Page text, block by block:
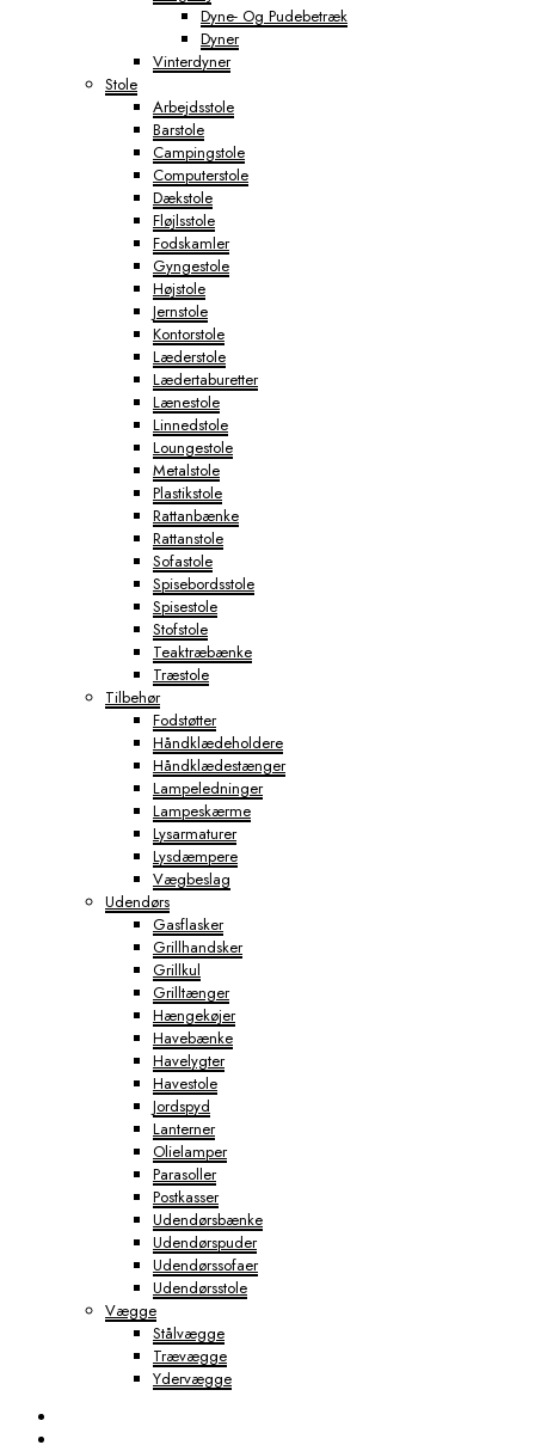
Dyne- Og Pudebetræk
Dyner
Vinterdyner
Stole
Arbejdsstole
Barstole
Campingstole
Computerstole
Dækstole
Fløjlsstole
Fodskamler
Gyngestole
Højstole
Jernstole
Kontorstole
Læderstole
Lædertaburetter
Lænestole
Linnedstole
Loungestole
Metalstole
Plastikstole
Rattanbænke
Rattanstole
Sofastole
Spisebordsstole
Spisestole
Stofstole
Teaktræbænke
Træstole
Tilbehør
Fodstøtter
Håndklædeholdere
Håndklædestænger
Lampeledninger
Lampeskærme
Lysarmaturer
Lysdæmpere
Vægbeslag
Udendørs
Gasflasker
Grillhandsker
Grillkul
Grilltænger
Hængekøjer
Havebænke
Havelygter
Havestole
Jordspyd
Lanterner
Olielamper
Parasoller
Postkasser
Udendørsbænke
Udendørspuder
Udendørssofaer
Udendørsstole
Vægge
Stålvægge
Trævægge
Ydervægge